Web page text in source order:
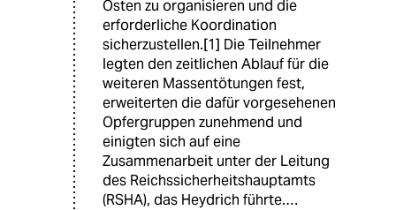
Osten zu organisieren und die
erforderliche Koordination
sicherzustellen.[1] Die Teilnehmer
legten den zeitlichen Ablauf für die
weiteren Massentötungen fest,
erweiterten die dafür vorgesehenen
Opfergruppen zunehmend und
einigten sich auf eine
Zusammenarbeit unter der Leitung
des Reichssicherheitshauptamts
(RSHA), das Heydrich führte.…